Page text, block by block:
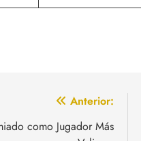
Anterior:
como Jugador Más